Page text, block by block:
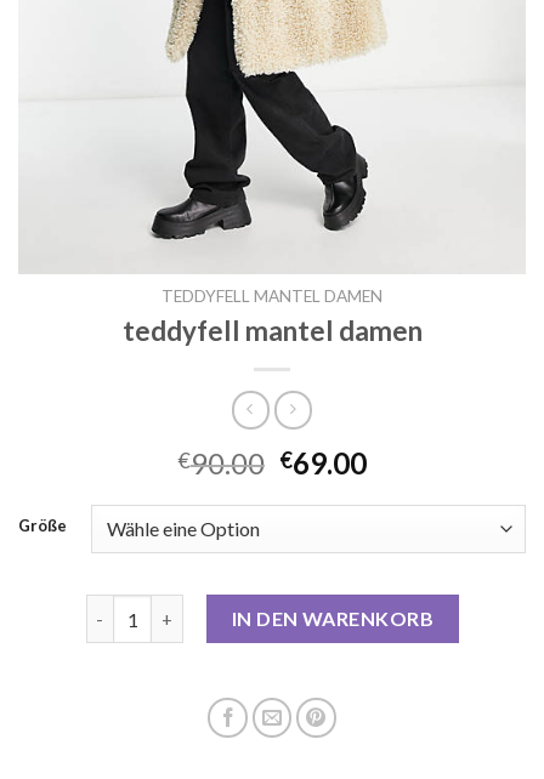
TEDDYFELL MANTEL DAMEN
teddyfell mantel damen
€90.00 €69.00
Größe
IN DEN WARENKORB